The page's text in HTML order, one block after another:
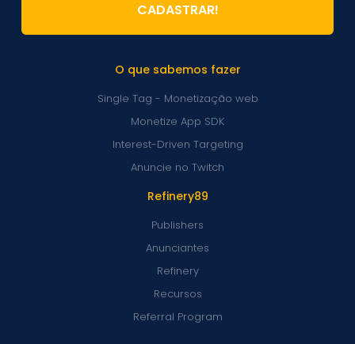
Refinery89
Publishers
Anunciantes
Refinery
Recursos
Referral Program
O que sabemos fazer
Single Tag - Monetização web
Monetize App SDK
Interest-Driven Targeting
Anuncie no Twitch
CADASTRAR!